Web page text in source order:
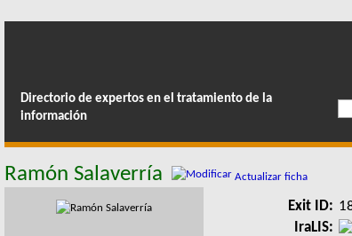
Directorio de expertos en el tratamiento de la
información
Ramón Salaverría Actualizar ficha
Exit ID:
IraLIS: